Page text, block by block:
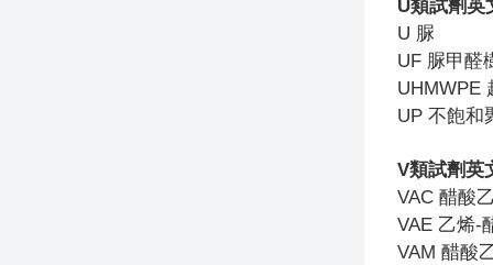
U類試劑英
U 脲
UF 脲甲醛
UHMWPE
UP 不飽和
V類試劑英
VAC 醋酸
VAE 乙烯-
VAM 醋酸